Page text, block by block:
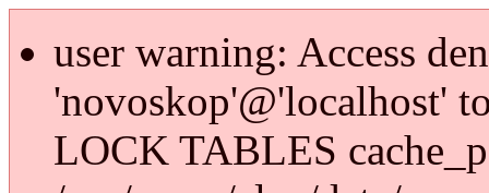
user warning: Access
'novoskop'@'localhost'
LOCK TABLES